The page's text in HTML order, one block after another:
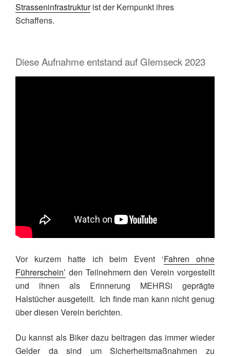
Strasseninfrastrukturist der Kernpunkt ihres
Schaffens.
Diese Aufnahme entstand auf Glemseck 2023
Vor kurzem hatte ich beim Event ‘Fahren ohne
Führerschein’ den Teilnehmern den Verein vorgestellt
und ihnen als Erinnerung MEHRSi geprägte
Halstücher ausgeteilt. Ich finde man kann nicht genug
über diesen Verein berichten.
Du kannst als Biker dazu beitragen das immer wieder
Gelder da sind um Sicherheitsmaßnahmen zu